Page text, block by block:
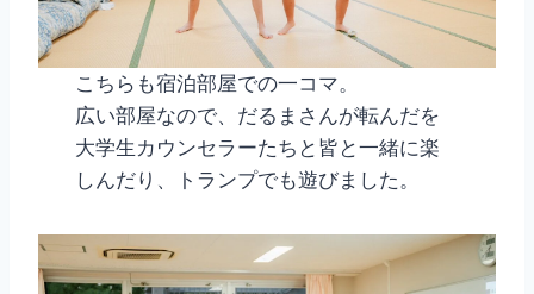
こちらも宿泊部屋での一コマ。
広い部屋なので、だるまさんが転んだを
大学生カウンセラーたちと皆と一緒に楽
しんだり、トランプでも遊びました。